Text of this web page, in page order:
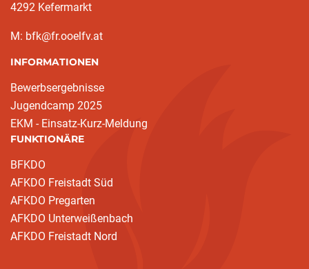
4292 Kefermarkt
M: bfk@fr.ooelfv.at
INFORMATIONEN
Bewerbsergebnisse
Jugendcamp 2025
EKM - Einsatz-Kurz-Meldung
FUNKTIONÄRE
BFKDO
AFKDO Freistadt Süd
AFKDO Pregarten
AFKDO Unterweißenbach
AFKDO Freistadt Nord